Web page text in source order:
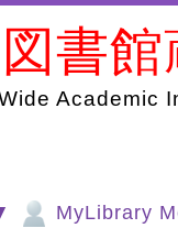
書
Academic
MyLibrary